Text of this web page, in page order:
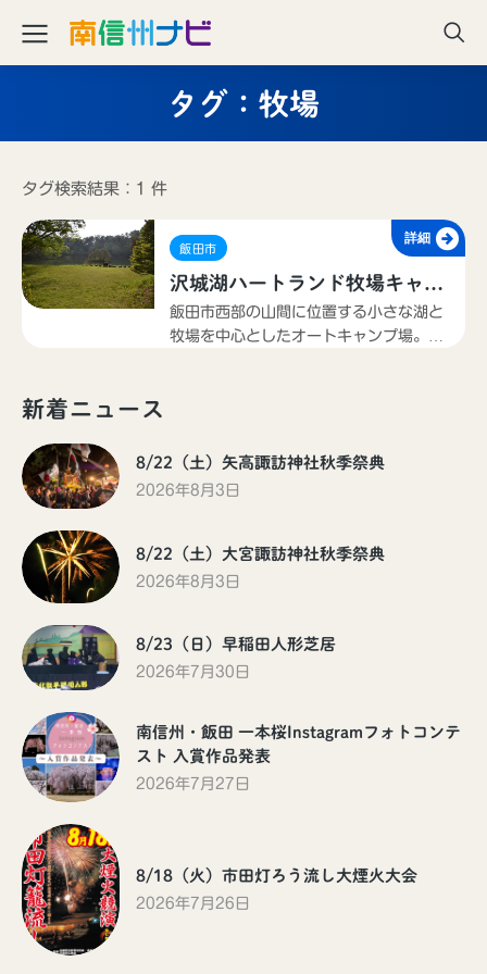
タグ：牧場
タグ検索結果：1 件
詳細
飯田市
沢城湖ハートランド牧場キャン
プ場
飯田市西部の山間に位置する小さな湖と
牧場を中心としたオートキャンプ場。湖
新着ニュース
8/22（土）矢高諏訪神社秋季祭典
2026年8月3日
8/22（土）大宮諏訪神社秋季祭典
2026年8月3日
8/23（日）早稲田人形芝居
2026年7月30日
南信州・飯田 一本桜Instagramフォトコンテ
スト 入賞作品発表
2026年7月27日
8/18（火）市田灯ろう流し大煙火大会
2026年7月26日